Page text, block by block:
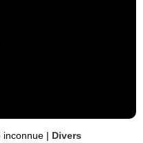
inconnue | Divers